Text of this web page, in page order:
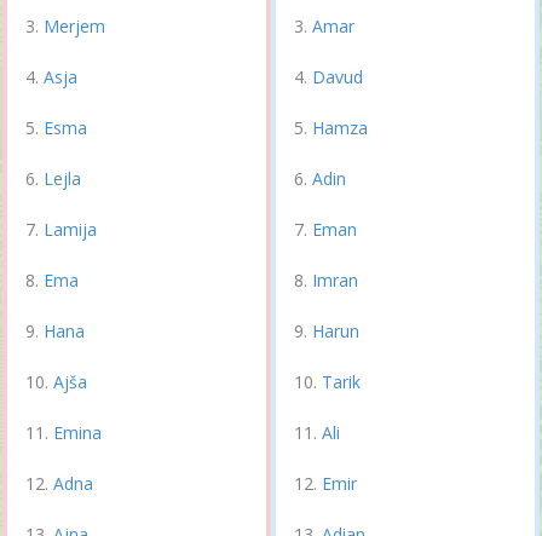
Merjem
Asja
Esma
Lejla
Lamija
Ema
Hana
Ajša
Emina
Adna
Amar
Davud
Hamza
Adin
Eman
Imran
Harun
Tarik
Ali
Emir